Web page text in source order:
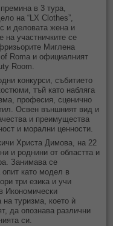
в 3 тура,
на “LX Clothes”,
и деловата жена и
на участничките се
Миглена
Roma и официалният
Room.
конкурси, събитието
тъй като набляга
професия, сценично
Освен външният вид и
и преимущества
и морални ценности.
Христа Димова, на 22
и роднини от областта и
Занимава се
като модел в
три езика и учи
Икономически
туризма, което ѝ
да опознава различни
си.